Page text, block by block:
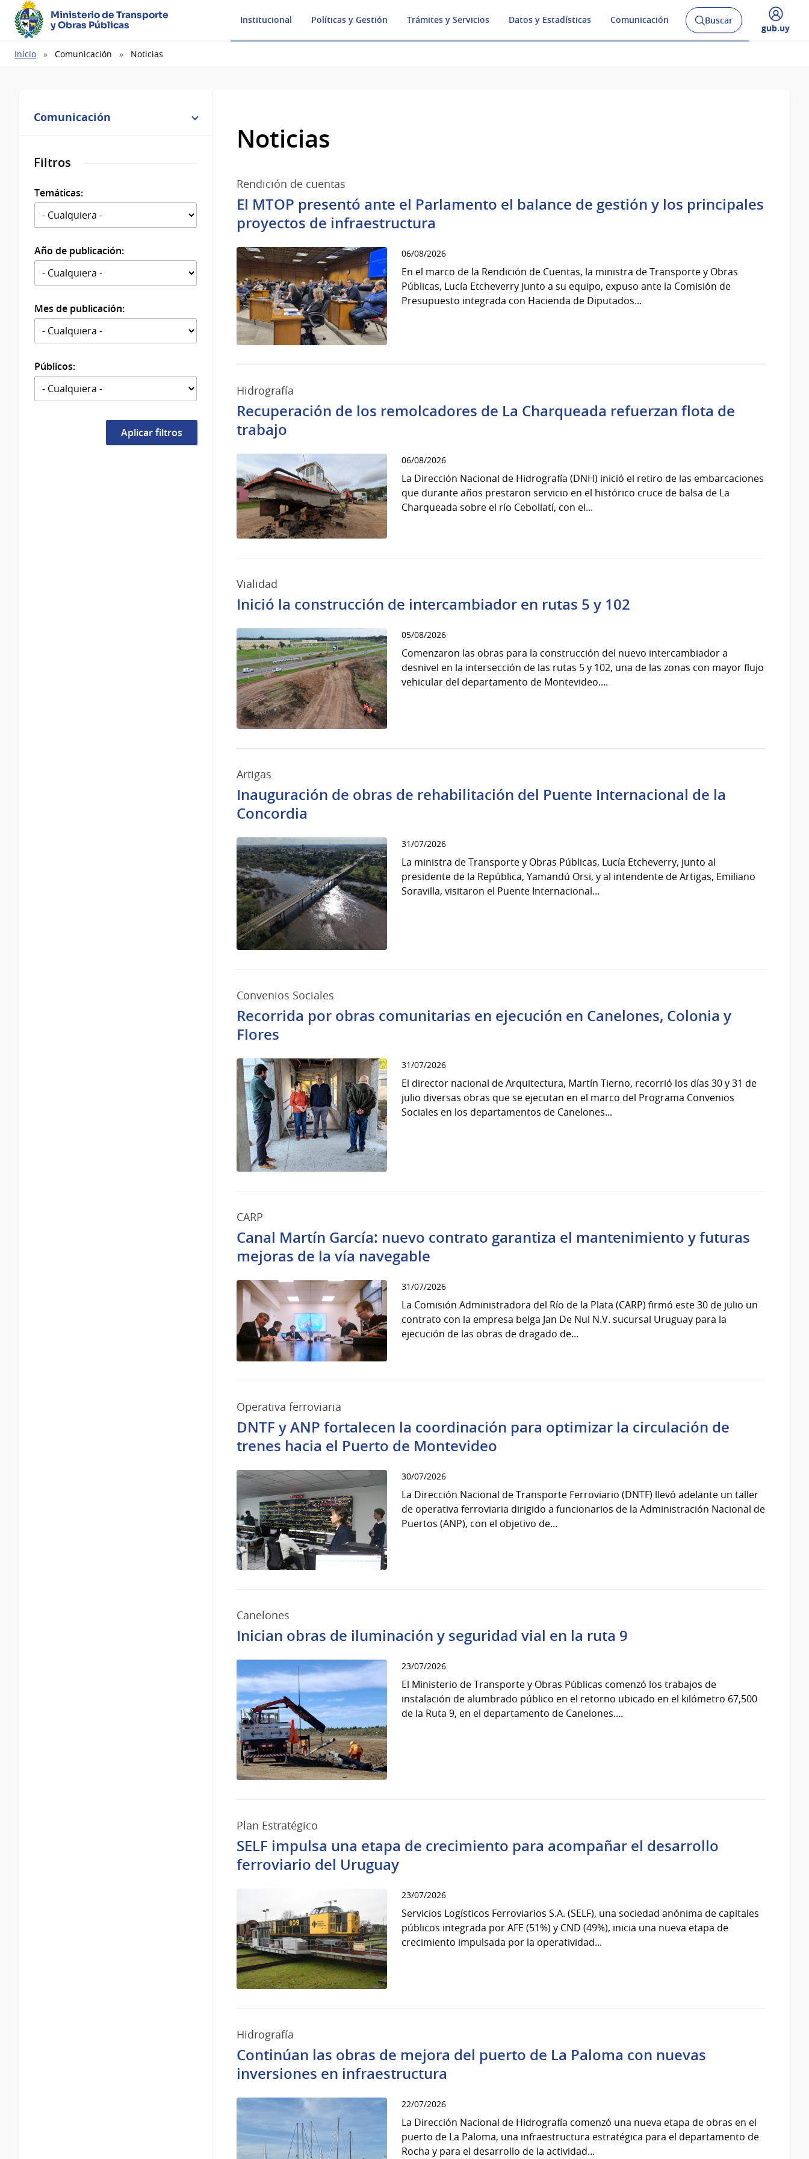
Ministerio de Transporte
y Obras Públicas
Institucional Políticas y Gestión Trámites y Servicios Datos y Estadísticas Comunicación
Abrir
buscador
Buscar
Desplegar
gub.uy
Ruta
Inicio Comunicación Noticias
Comunicación
Filtros
Temáticas:
Año de publicación:
Mes de publicación:
Públicos:
Noticias
Rendición de cuentas
El MTOP presentó ante el Parlamento el balance de gestión y los principales
proyectos de infraestructura
06/08/2026
En el marco de la Rendición de Cuentas, la ministra de Transporte y Obras
Públicas, Lucía Etcheverry junto a su equipo, expuso ante la Comisión de
Presupuesto integrada con Hacienda de Diputados...
Hidrografía
Recuperación de los remolcadores de La Charqueada refuerzan flota de
trabajo
06/08/2026
La Dirección Nacional de Hidrografía (DNH) inició el retiro de las embarcaciones
que durante años prestaron servicio en el histórico cruce de balsa de La
Charqueada sobre el río Cebollatí, con el...
Vialidad
Inició la construcción de intercambiador en rutas 5 y 102
05/08/2026
Comenzaron las obras para la construcción del nuevo intercambiador a
desnivel en la intersección de las rutas 5 y 102, una de las zonas con mayor flujo
vehicular del departamento de Montevideo....
Artigas
Inauguración de obras de rehabilitación del Puente Internacional de la
Concordia
31/07/2026
La ministra de Transporte y Obras Públicas, Lucía Etcheverry, junto al
presidente de la República, Yamandú Orsi, y al intendente de Artigas, Emiliano
Soravilla, visitaron el Puente Internacional...
Convenios Sociales
Recorrida por obras comunitarias en ejecución en Canelones, Colonia y
Flores
31/07/2026
El director nacional de Arquitectura, Martín Tierno, recorrió los días 30 y 31 de
julio diversas obras que se ejecutan en el marco del Programa Convenios
Sociales en los departamentos de Canelones...
CARP
Canal Martín García: nuevo contrato garantiza el mantenimiento y futuras
mejoras de la vía navegable
31/07/2026
La Comisión Administradora del Río de la Plata (CARP) firmó este 30 de julio un
contrato con la empresa belga Jan De Nul N.V. sucursal Uruguay para la
ejecución de las obras de dragado de...
Operativa ferroviaria
DNTF y ANP fortalecen la coordinación para optimizar la circulación de
trenes hacia el Puerto de Montevideo
30/07/2026
La Dirección Nacional de Transporte Ferroviario (DNTF) llevó adelante un taller
de operativa ferroviaria dirigido a funcionarios de la Administración Nacional de
Puertos (ANP), con el objetivo de...
Canelones
Inician obras de iluminación y seguridad vial en la ruta 9
23/07/2026
El Ministerio de Transporte y Obras Públicas comenzó los trabajos de
instalación de alumbrado público en el retorno ubicado en el kilómetro 67,500
de la Ruta 9, en el departamento de Canelones....
Plan Estratégico
SELF impulsa una etapa de crecimiento para acompañar el desarrollo
ferroviario del Uruguay
23/07/2026
Servicios Logísticos Ferroviarios S.A. (SELF), una sociedad anónima de capitales
públicos integrada por AFE (51%) y CND (49%), inicia una nueva etapa de
crecimiento impulsada por la operatividad...
Hidrografía
Continúan las obras de mejora del puerto de La Paloma con nuevas
inversiones en infraestructura
22/07/2026
La Dirección Nacional de Hidrografía comenzó una nueva etapa de obras en el
puerto de La Paloma, una infraestructura estratégica para el departamento de
Rocha y para el desarrollo de la actividad...